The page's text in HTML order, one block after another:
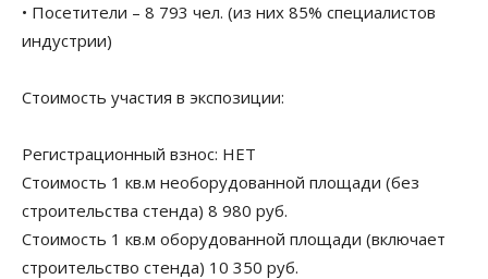
• Посетители – 8 793 чел. (из них 85% специалистов
индустрии)
Стоимость участия в экспозиции:
Регистрационный взнос: НЕТ
Стоимость 1 кв.м необорудованной площади (без
строительства стенда) 8 980 руб.
Стоимость 1 кв.м оборудованной площади (включает
строительство стенда) 10 350 руб.